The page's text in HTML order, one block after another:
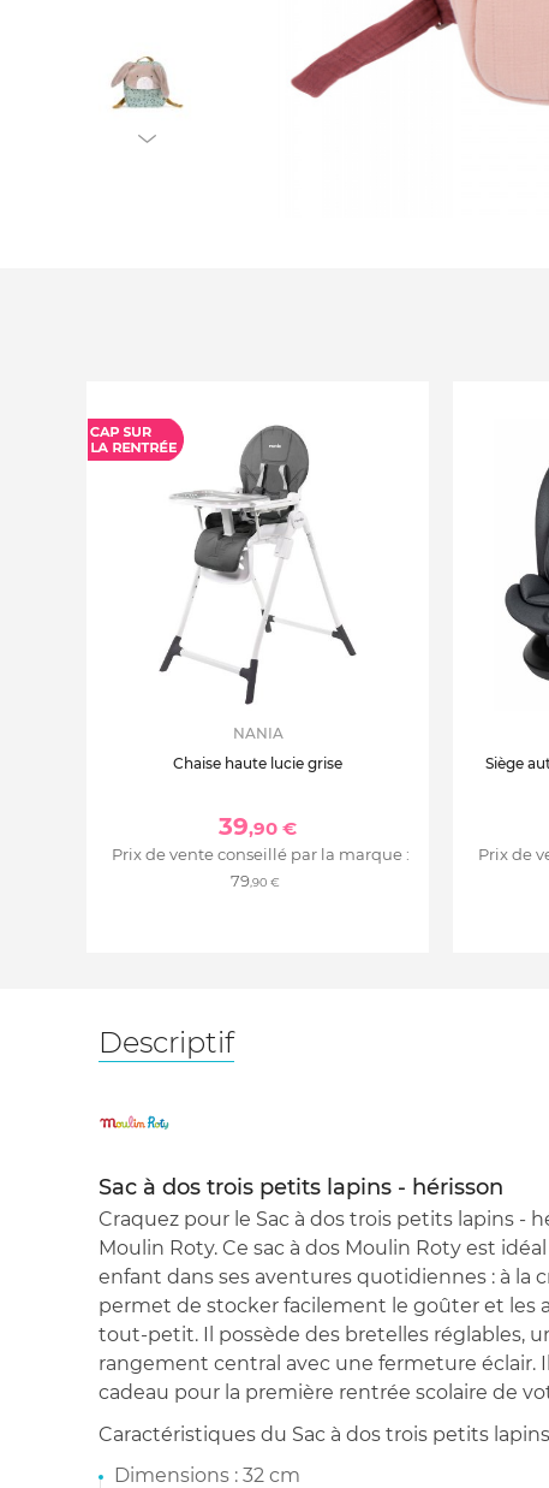
NANIA
Chaise haute lucie grise
39,90 €
Prix de vente conseillé par la marque :
79,90 €
Siège
Prix de
Descriptif
Sac à dos trois petits lapins - hérisson
Craquez pour le Sac à dos trois petits lapins -
Moulin Roty. Ce sac à dos Moulin Roty est
enfant dans ses aventures quotidiennes : à la
permet de stocker facilement le goûter et les
tout-petit. Il possède des bretelles réglables,
rangement central avec une fermeture éclair.
cadeau pour la première rentrée scolaire de
Caractéristiques du Sac à dos trois petits
Dimensions : 32 cm